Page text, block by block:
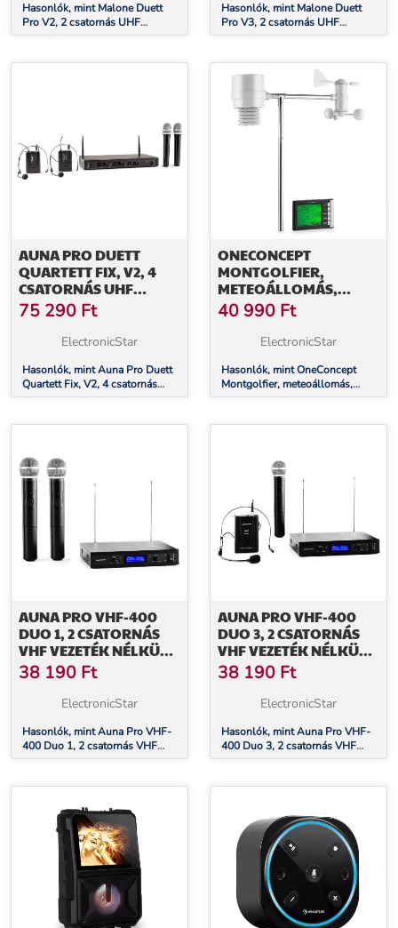
Hasonlók, mint Malone Duett
Pro V2, 2 csatornás UHF
vezeték nélküli mikrofon
Hasonlók, mint Malone Duett
Pro V3, 2 csatornás UHF
vezeték nélküli mikrofon
AUNA PRO DUETT
QUARTETT FIX, V2, 4
CSATORNÁS UHF
VEZETÉK NÉLKÜLI
MIKROFON KÉSZLET,
50 M-ES HATÓKÖR
75 290 Ft
ElectronicStar
Hasonlók, mint Auna Pro Duett
Quartett Fix, V2, 4 csatornás
UHF vezeték nélküli mikrofon
ONECONCEPT
MONTGOLFIER,
METEOÁLLOMÁS,
VEZETÉK NÉLKÜLI, 100
M-ES HATÓKÖR, LCD
KIJELZŐ
40 990 Ft
ElectronicStar
Hasonlók, mint OneConcept
Montgolfier, meteoállomás,
vezeték nélküli, 100 m-es
AUNA PRO VHF-400
DUO 1, 2 CSATORNÁS
VHF VEZETÉK NÉLKÜLI
MIKROFON, 1X
VEVŐKÉSZÜLÉK + 2X
KÉZI MIKROFON
38 190 Ft
ElectronicStar
Hasonlók, mint Auna Pro VHF-
400 Duo 1, 2 csatornás VHF
vezeték nélküli mikrofon, 1x
AUNA PRO VHF-400
DUO 3, 2 CSATORNÁS
VHF VEZETÉK NÉLKÜLI
MIKROFON, 1X
VEVŐKÉSZÜLÉK + 1X
KÉZI MIKROFON + 1X
38 190 Ft
ElectronicStar
Hasonlók, mint Auna Pro VHF-
400 Duo 3, 2 csatornás VHF
vezeték nélküli mikrofon, 1x
+ 1x headset mikrofon